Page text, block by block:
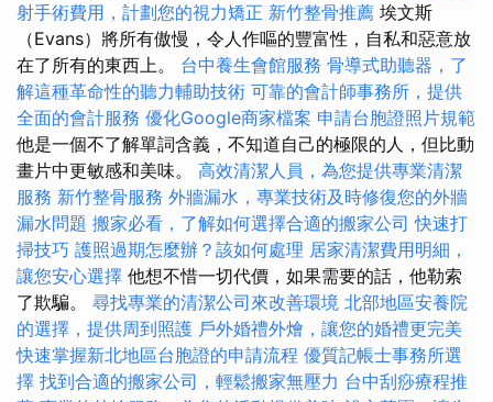
射手術費用，計劃您的視力矯正 新竹整骨推薦 埃文斯
（Evans）將所有傲慢，令人作嘔的豐富性，自私和惡意放
在了所有的東西上。 台中養生會館服務 骨導式助聽器，了
解這種革命性的聽力輔助技術 可靠的會計師事務所，提供
全面的會計服務 優化Google商家檔案 申請台胞證照片規範
他是一個不了解單詞含義，不知道自己的極限的人，但比動
畫片中更敏感和美味。 高效清潔人員，為您提供專業清潔
服務 新竹整骨服務 外牆漏水，專業技術及時修復您的外牆
漏水問題 搬家必看，了解如何選擇合適的搬家公司 快速打
掃技巧 護照過期怎麼辦？該如何處理 居家清潔費用明細，
讓您安心選擇 他想不惜一切代價，如果需要的話，他勒索
了欺騙。 尋找專業的清潔公司來改善環境 北部地區安養院
的選擇，提供周到照護 戶外婚禮外燴，讓您的婚禮更完美
快速掌握新北地區台胞證的申請流程 優質記帳士事務所選
擇 找到合適的搬家公司，輕鬆搬家無壓力 台中刮痧療程推